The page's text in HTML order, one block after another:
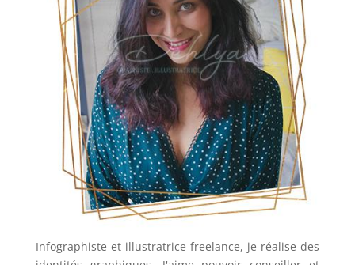
Infographiste et illustratrice freelance, je réalise des